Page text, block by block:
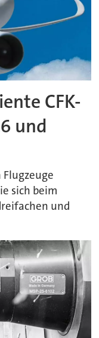
CFK-
und
sich beim
und